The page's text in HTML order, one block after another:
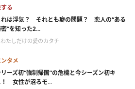
る
れは浮気？ それとも癖の問題？ 恋人の“ある
”を知った2...
わたしだけの愛のカタチ
タメ
ーズ初“強制帰国”の危機と今シーズン初キ
！ 女性が沼るモ...